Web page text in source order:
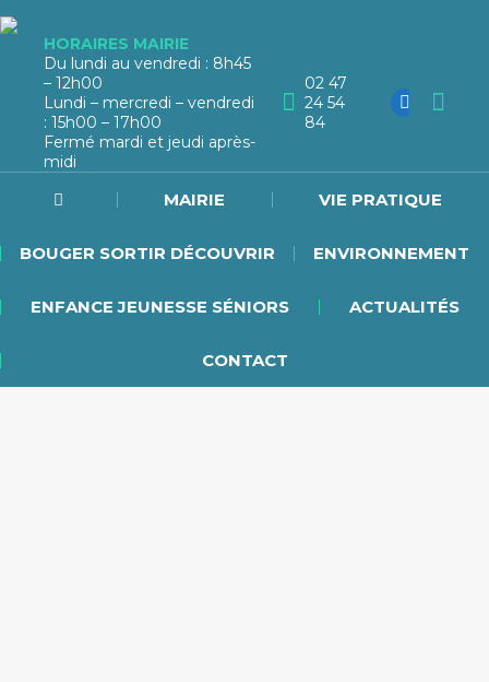
HORAIRES MAIRIE
Du lundi au vendredi : 8h45
– 12h00
Lundi – mercredi – vendredi
: 15h00 – 17h00
Fermé mardi et jeudi après-
midi
02 47
24 54
84
MAIRIE VIE PRATIQUE
BOUGER SORTIR DÉCOUVRIR ENVIRONNEMENT
ENFANCE JEUNESSE SÉNIORS ACTUALITÉS
CONTACT